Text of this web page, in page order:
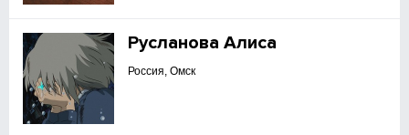
Русланова Алиса
Россия, Омск